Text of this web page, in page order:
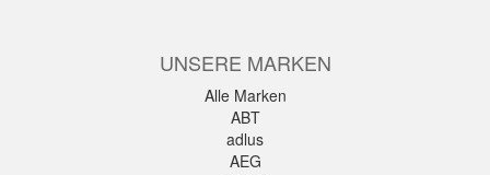
UNSERE MARKEN
Alle Marken
ABT
adlus
AEG